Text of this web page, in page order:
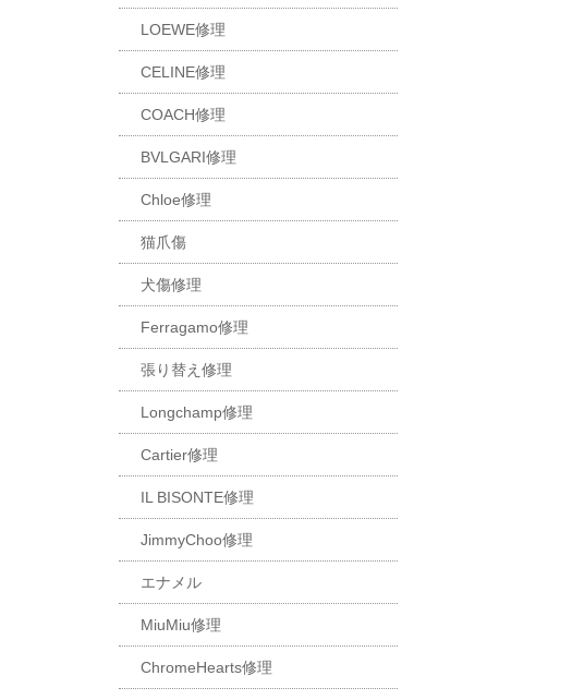
LOEWE修理
CELINE修理
COACH修理
BVLGARI修理
Chloe修理
猫爪傷
犬傷修理
Ferragamo修理
張り替え修理
Longchamp修理
Cartier修理
IL BISONTE修理
JimmyChoo修理
エナメル
MiuMiu修理
ChromeHearts修理